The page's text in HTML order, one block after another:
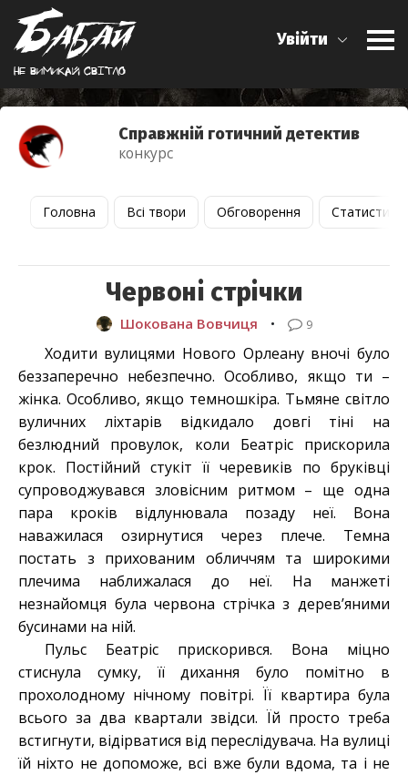
Не вимикай свiтло
Увійти
Справжній готичний детектив
конкурс
Головна Всі твори Обговорення Статистика
Червоні стрічки
Шокована Вовчиця • 9
Ходити вулицями Нового Орлеану вночі було
беззаперечно небезпечно. Особливо, якщо ти –
жінка. Особливо, якщо темношкіра. Тьмяне світло
вуличних ліхтарів відкидало довгі тіні на
безлюдний провулок, коли Беатріс прискорила
крок. Постійний стукіт її черевиків по бруківці
супроводжувався зловісним ритмом – ще одна
пара кроків відлунювала позаду неї. Вона
наважилася озирнутися через плече. Темна
постать з прихованим обличчям та широкими
плечима наближалася до неї. На манжеті
незнайомця була червона стрічка з дерев’яними
бусинами на ній.
Пульс Беатріс прискорився. Вона міцно
стиснула сумку, її дихання було помітно в
прохолодному нічному повітрі. Її квартира була
всього за два квартали звідси. Їй просто треба
встигнути, відірватися від переслідувача. На вулиці
їй ніхто не допоможе, всі вже були вдома, та і не